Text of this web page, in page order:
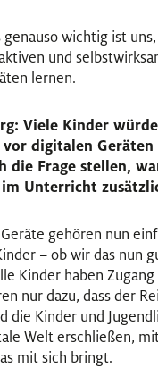
wichtig ist
und
lernen.
Viele Kinder
vor digitalen
die Frage stellen,
Unterricht
gehören nun
– ob wir das nun
Kinder haben
nur dazu, dass der
die Kinder und
Welt erschließen,
mit sich bringt.